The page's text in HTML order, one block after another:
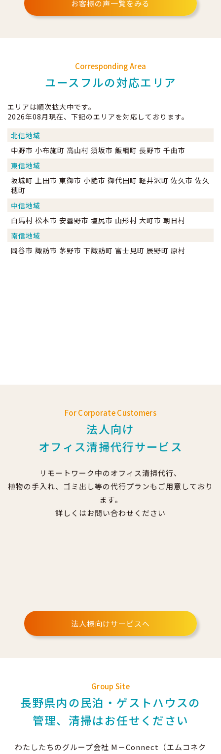
お客様の声一覧をみる
Corresponding Area
ユースフルの対応エリア
エリアは順次拡大中です。
2026年08月現在、下記のエリアを対応しております。
北信地域
中野市 小布施町 高山村 須坂市 飯綱町 長野市 千曲市
東信地域
坂城町 上田市 東御市 小諸市 御代田町 軽井沢町 佐久市 佐久
穂町
中信地域
白馬村 松本市 安曇野市 塩尻市 山形村 大町市 朝日村
南信地域
岡谷市 諏訪市 茅野市 下諏訪町 富士見町 辰野町 原村
For Corporate Customers
法人向け
オフィス清掃代行サービス
リモートワーク中のオフィス清掃代行、
植物の手入れ、ゴミ出し等の代行プランもご用意しており
ます。
詳しくはお問い合わせください
法人様向けサービスへ
Group Site
長野県内の民泊・ゲストハウスの
管理、清掃はお任せください
わたしたちのグループ会社 M－Connect（エムコネク